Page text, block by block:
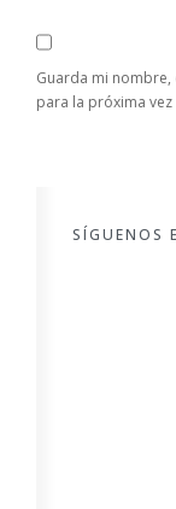
Guarda mi
para la próxima
SÍGUENOS